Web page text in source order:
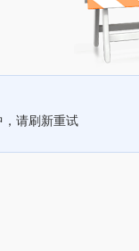
，请刷新重试